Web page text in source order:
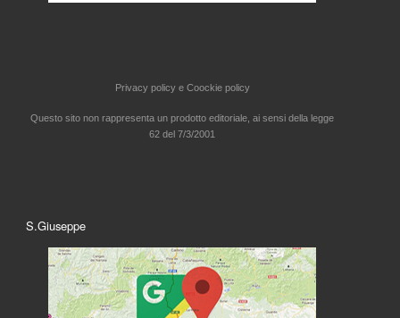
Privacy policy e Coockie policy
Questo sito non rappresenta un prodotto editoriale, ai sensi della legge
62 del 7/3/2001
S.Giuseppe